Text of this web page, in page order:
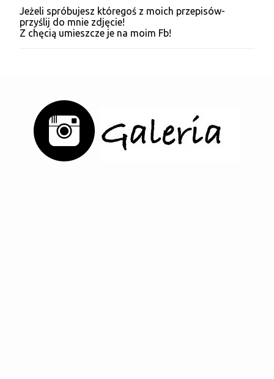
P
r
z
Jeżeli spróbujesz któregoś z moich przepisów-
przyślij do mnie zdjęcie!
Z chęcią umieszcze je na moim Fb!